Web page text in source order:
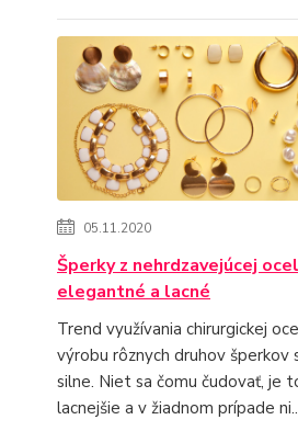
05.11.2020
Šperky z nehrdzavejúcej
elegantné a lacné
Trend využívania chirurgickej
výrobu rôznych druhov šperkov
silne. Niet sa čomu čudovať, je
lacnejšie a v žiadnom prípade